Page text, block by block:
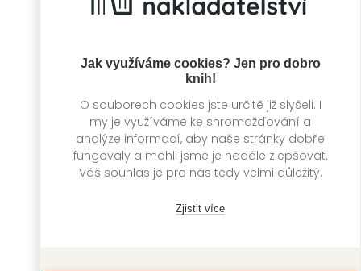
Jak využíváme cookies? Jen pro dobro
knih!
O souborech cookies jste určitě již slyšeli. I
my je využíváme ke shromažďování a
analýze informací, aby naše stránky dobře
fungovaly a mohli jsme je nadále zlepšovat.
Váš souhlas je pro nás tedy velmi důležitý.
Zjistit více
GUMP: Filmový
Filip Rožek, Lukáš
Fišer, F.A. Brabec
Gump - psí diář